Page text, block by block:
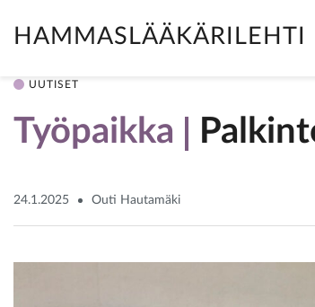
HAMMASLÄÄKÄRILEHTI
UUTISET
Työpaikka
24.1.2025 Outi Hautamäki